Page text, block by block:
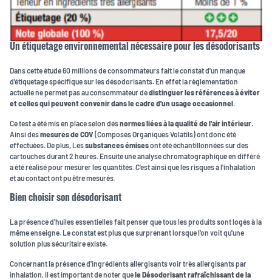
Un étiquetage environnemental nécessaire pour les désodorisants
Dans cette étude 60 millions de consommateurs fait le constat d'un manque
d’étiquetage spécifique sur les désodorisants. En effet la règlementation
actuelle ne permet pas au consommateur dedistinguer les références à éviter
et celles qui peuvent convenir dans le cadre d'un usage occasionnel
Ce test a été mis en place selon desnormes liées à la qualité de l'air intérieur
Ainsi desmesures de COV(Composés Organiques Volatils) ont donc été
effectuées. De plus, Lessubstances émisesont été échantillonnées sur des
cartouches durant 2 heures. Ensuite une analyse chromatographique en différé
a été réalisé pour mesurer les quantités. C'est ainsi que les risques à l'inhalation
et au contact ont pu être mesurés.
Bien choisir son désodorisant
La présence d'huiles essentielles fait penser que tous les produits sont logés à la
même enseigne. Le constat est plus que surprenant lorsque l'on voit qu'une
solution plus sécuritaire existe.
Concernant la présence d'ingrédients allergisants voir très allergisants par
inhalation, il est important de noter quele Désodorisant rafraîchissant de la